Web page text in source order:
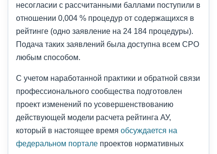
несогласии с рассчитанными баллами поступили в
отношении 0,004 % процедур от содержащихся в
рейтинге (одно заявление на 24 184 процедуры).
Подача таких заявлений была доступна всем СРО
любым способом.
С учетом наработанной практики и обратной связи
профессионального сообщества подготовлен
проект изменений по усовершенствованию
действующей модели расчета рейтинга АУ,
который в настоящее время обсуждается на
федеральном портале проектов нормативных